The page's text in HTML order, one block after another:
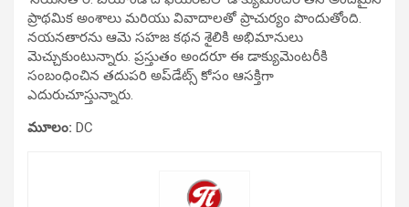
ప్రాథమిక అంశాలు మరియు వివాదాలతో ప్రాచుర్యం పొందుతోంది.
నయనతారను ఆమె సహజ కథన శైలికి అభిమానులు
మెచ్చుకుంటున్నారు. ప్రస్తుతం అందరూ ఈ డాక్యుమెంటరీకి
సంబంధించిన తదుపరి అప్‌డేట్స్ కోసం ఆసక్తిగా
ఎదురుచూస్తున్నారు.
మూలం: DC